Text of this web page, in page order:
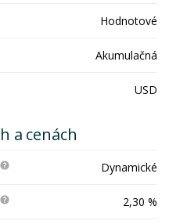
Hodnotové
Akumulačná
USD
a cenách
Dynamické
2,30 %